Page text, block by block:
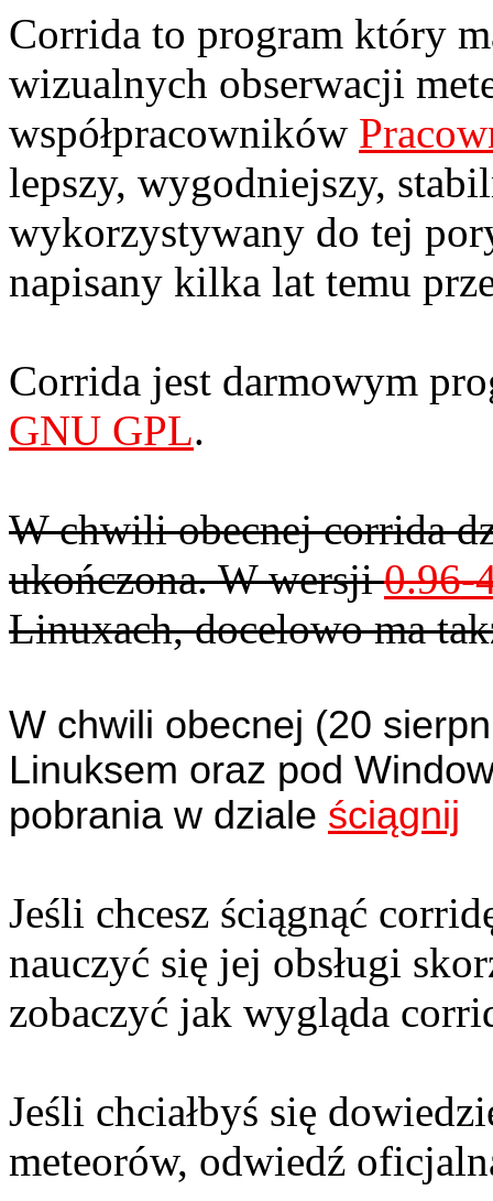
Corrida to program który
wizualnych obserwacji
współpracowników
lepszy, wygodniejszy,
wykorzystywany do tej
napisany kilka lat temu
Corrida jest darmowym
GNU GPL.
W chwili obecnej corrida
ukończona. W wersji0.96-
Linuxach, docelowo ma
W chwili obecnej (20
Linuksem oraz pod
pobrania w dziale ściągnij
Jeśli chcesz ściągnąć
nauczyć się jej obsługi
zobaczyć jak wygląda
Jeśli chciałbyś się
meteorów, odwiedź